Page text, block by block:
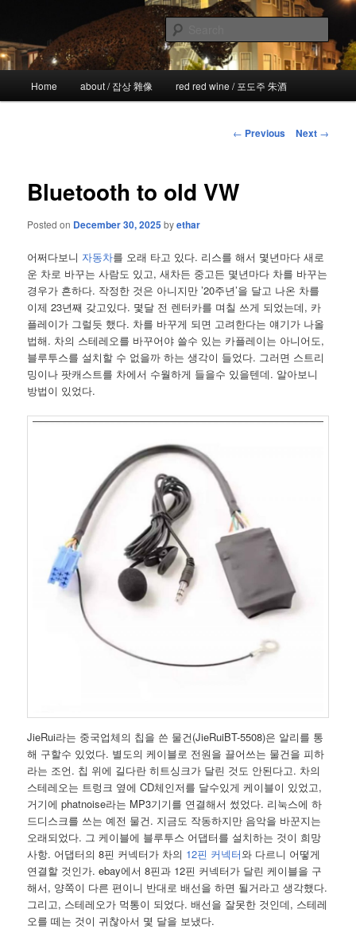
primary
content!wicked
the more I see the less I know
Home about / 잡상 雜像 red red wine / 포도주 朱酒
Post
← Previous Next →
Bluetooth to old VW
Posted on December 30, 2025 byethar
어쩌다보니 자동차를 오래 타고 있다. 리스를 해서 몇년마다 새로
운 차로 바꾸는 사람도 있고, 새차든 중고든 몇년마다 차를 바꾸는
경우가 흔하다. 작정한 것은 아니지만 ’20주년’을 달고 나온 차를
이제 23년째 갖고있다. 몇달 전 렌터카를 며칠 쓰게 되었는데, 카
플레이가 그럴듯 했다. 차를 바꾸게 되면 고려한다는 얘기가 나올
법해. 차의 스테레오를 바꾸어야 쓸수 있는 카플레이는 아니어도,
블루투스를 설치할 수 없을까 하는 생각이 들었다. 그러면 스트리
밍이나 팟캐스트를 차에서 수월하게 들을수 있을텐데. 알아보니
방법이 있었다.
JieRui라는 중국업체의 칩을 쓴 물건(JieRuiBT-5508)은 알리를 통
해 구할수 있었다. 별도의 케이블로 전원을 끌어쓰는 물건을 피하
라는 조언. 칩 위에 길다란 히트싱크가 달린 것도 안된다고. 차의
스테레오는 트렁크 옆에 CD체인저를 달수있게 케이블이 있었고,
거기에 phatnoise라는 MP3기기를 연결해서 썼었다. 리눅스에 하
드디스크를 쓰는 예전 물건. 지금도 작동하지만 음악을 바꾼지는
오래되었다. 그 케이블에 블루투스 어댑터를 설치하는 것이 희망
사항. 어댑터의 8핀 커넥터가 차의 12핀 커넥터와 다르니 어떻게
연결할 것인가. ebay에서 8핀과 12핀 커넥터가 달린 케이블을 구
해서, 양쪽이 다른 편이니 반대로 배선을 하면 될거라고 생각했다.
그리고, 스테레오가 먹통이 되었다. 배선을 잘못한 것인데, 스테레
오를 떼는 것이 귀찮아서 몇 달을 보냈다.